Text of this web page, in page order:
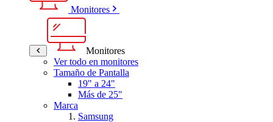
Monitores
Monitores
Ver todo en monitores
Tamaño de Pantalla
19" a 24"
Más de 25"
Marca
Samsung